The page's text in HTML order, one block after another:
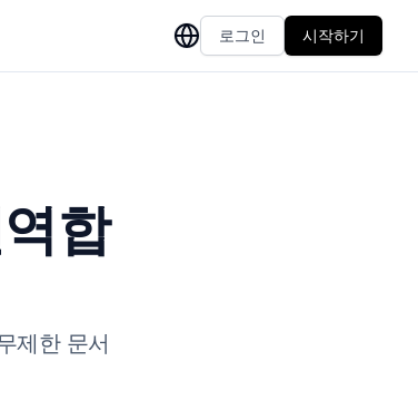
로그인 시작하기
합
제한 문서